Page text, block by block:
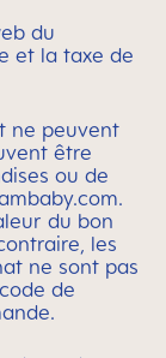
du
et la taxe de
ne peuvent
être
ou de
du bon
les
ne sont pas
de